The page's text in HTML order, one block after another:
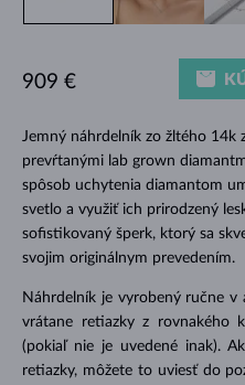
Jemný náhrdelník zo žltého 14k
prevŕtanými lab grown
spôsob uchytenia diamantom
svetlo a využiť ich prirodzený
sofistikovaný šperk, ktorý sa
svojim originálnym prevedením.
Náhrdelník je vyrobený ručne v
vrátane retiazky z rovnakého
(pokiaľ nie je uvedené inak).
retiazky, môžete to uviesť do
909 €